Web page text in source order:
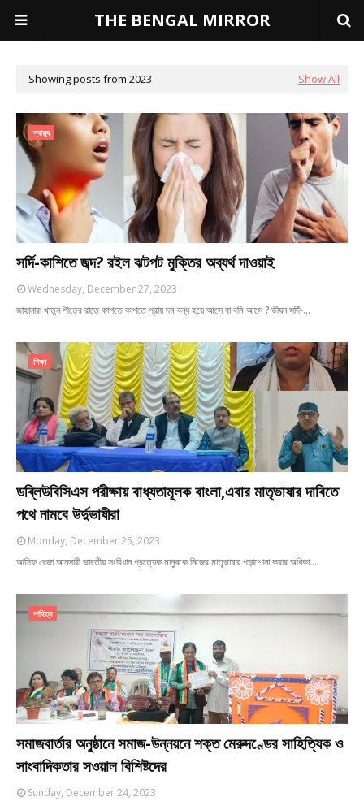
THE BENGAL MIRROR
Showing posts from 2023 Show All
স্বাস্থ্য
সর্দি-কাশিতে জব্দ? রইল ঝটপট মুক্তির অব্যর্থ দাওয়াই
Wednesday, December 27, 2023
জাহানারা খাতুন শীতের রাতে কাশতে কাশতে প্রায় দম বন্ধ হয়ে আসে বা বমি আসে ? ভীষন সর্দি-…
শিক্ষা
ডব্লিউবিসিএস পরীক্ষায় বাধ্যতামূলক বাংলা,এবার মাতৃভাষার দাবিতে
পথে নামবে উর্দুভাষীরা
Monday, December 25, 2023
আসিফ রেজা আনসারী ভারতীয় সংবিধান প্রত্যেক মানুষকে নিজের মাতৃভাষায় পড়াশোনা করার অধিকা…
সাহিত্য
সমাজবার্তার অনুষ্ঠানে সমাজ-উন্নয়নে শক্ত মেরুদণ্ডের সাহিত্যিক ও
সাংবাদিকতার সওয়াল বিশিষ্টদের
Sunday, December 24, 2023